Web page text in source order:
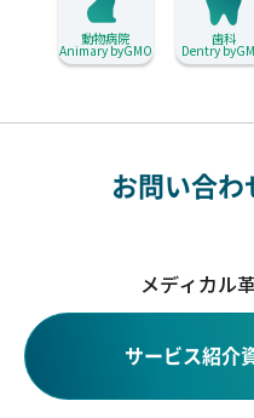
動物病院
Animary byGMO
歯科
Dentry
お問い合わ
メディカル
サービス紹介